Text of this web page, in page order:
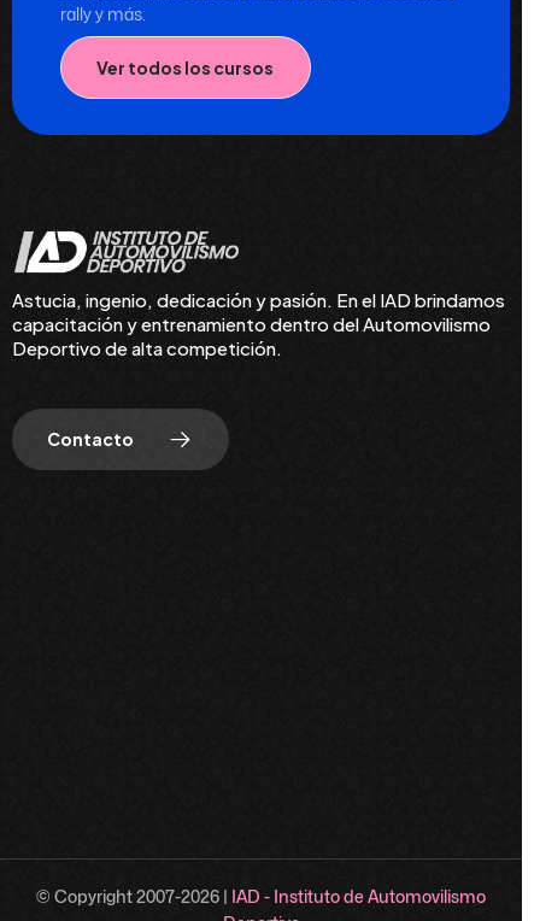
rally y más.
Ver todos los cursos
Astucia, ingenio, dedicación y pasión. En el IAD brindamos
capacitación y entrenamiento dentro del Automovilismo
Deportivo de alta competición.
Contacto
© Copyright 2007-2026 | IAD - Instituto de Automovilismo